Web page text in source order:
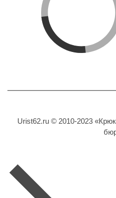
Urist62.ru © 2010-2023